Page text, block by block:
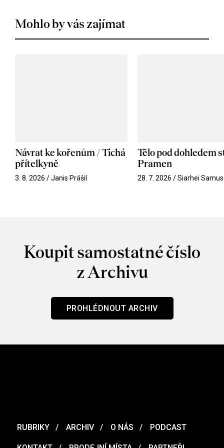
Mohlo by vás zajímat
Návrat ke kořenům / Tichá
přítelkyně
3. 8. 2026 / Janis Prášil
Tělo pod dohledem
Pramen
28. 7. 2026 / Siarhei
Koupit samostatné číslo
z Archivu
PROHLÉDNOUT ARCHIV
RUBRIKY ARCHIV O NÁS PODCAST